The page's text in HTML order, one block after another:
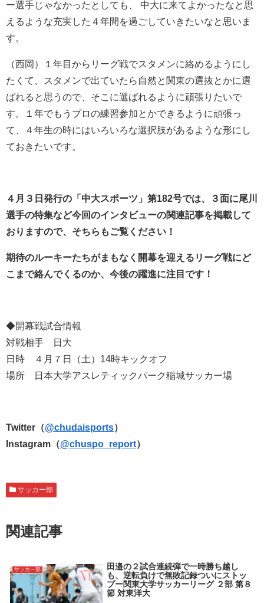
ー選手じゃなかったとしても、 中大に来てよかったなと思
えるような充実した４年間を過ごしていきたいなと思いま
す。
（西岡）１年目からリーグ戦でスタメンに絡めるようにし
たくて、スタメンで出ていたら自然と関東の選抜とかに選
ばれると思うので、そこに選ばれるように頑張りたいで
す。１年でもうプロの練習参加とかできるように頑張っ
て、４年生の時にはいろいろな選択肢があるような形にし
ておきたいです。
４月３日発行の「中大スポーツ」第182号では、３面に尾川
選手の特集など今回のインタビューの関連記事を掲載して
おりますので、そちらもご覧ください！
期待のルーキーたちがまもなく開幕を迎えるリーグ戦にど
こまで絡んでくるのか、今後の躍進に注目です！
◆開幕戦試合情報
対戦相手 日大
日時 ４月７日（土）14時キックオフ
場所 日本大学アスレティックパーク稲城サッカー場
Twitter（@chudaisports）
Instagram（@chuspo_report）
サッカー部
関連記事
サッカー部
田邉の２試合連続弾で一時勝ち越し
も、逆転負けで無敗記録ついにストッ
プー関東大学サッカーリーグ ２部 第８
節 対東洋大